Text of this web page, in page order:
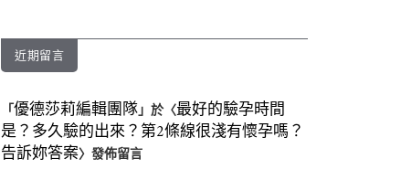
近期留言
「優德莎莉編輯團隊」於〈最好的驗孕時間
是？多久驗的出來？第2條線很淺有懷孕嗎？
告訴妳答案〉發佈留言